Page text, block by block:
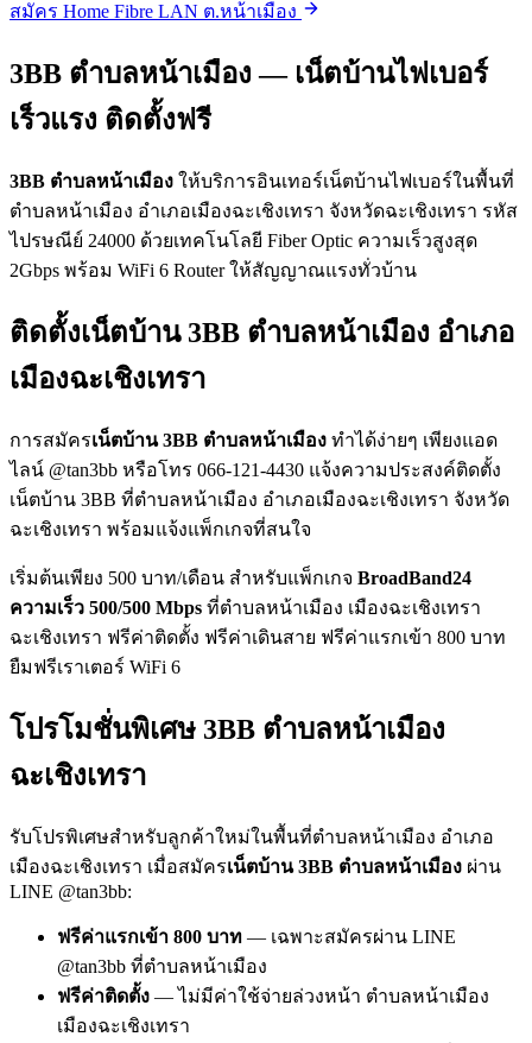
สมัคร Home Fibre LAN ต.หน้าเมือง
3BB ตำบลหน้าเมือง — เน็ตบ้านไฟเบอร์
เร็วแรง ติดตั้งฟรี
3BB ตำบลหน้าเมือง ให้บริการอินเทอร์เน็ตบ้านไฟเบอร์ในพื้นที่
ตำบลหน้าเมือง อำเภอเมืองฉะเชิงเทรา จังหวัดฉะเชิงเทรา รหัส
ไปรษณีย์ 24000 ด้วยเทคโนโลยี Fiber Optic ความเร็วสูงสุด
2Gbps พร้อม WiFi 6 Router ให้สัญญาณแรงทั่วบ้าน
ติดตั้งเน็ตบ้าน 3BB ตำบลหน้าเมือง อำเภอ
เมืองฉะเชิงเทรา
การสมัครเน็ตบ้าน 3BB ตำบลหน้าเมือง ทำได้ง่ายๆ เพียงแอด
ไลน์ @tan3bb หรือโทร 066-121-4430 แจ้งความประสงค์ติดตั้ง
เน็ตบ้าน 3BB ที่ตำบลหน้าเมือง อำเภอเมืองฉะเชิงเทรา จังหวัด
ฉะเชิงเทรา พร้อมแจ้งแพ็กเกจที่สนใจ
เริ่มต้นเพียง 500 บาท/เดือน สำหรับแพ็กเกจ BroadBand24
ความเร็ว 500/500 Mbps ที่ตำบลหน้าเมือง เมืองฉะเชิงเทรา
ฉะเชิงเทรา ฟรีค่าติดตั้ง ฟรีค่าเดินสาย ฟรีค่าแรกเข้า 800 บาท
ยืมฟรีเราเตอร์ WiFi 6
โปรโมชั่นพิเศษ 3BB ตำบลหน้าเมือง
ฉะเชิงเทรา
รับโปรพิเศษสำหรับลูกค้าใหม่ในพื้นที่ตำบลหน้าเมือง อำเภอ
เมืองฉะเชิงเทรา เมื่อสมัครเน็ตบ้าน 3BB ตำบลหน้าเมือง ผ่าน
LINE @tan3bb:
ฟรีค่าแรกเข้า 800 บาท — เฉพาะสมัครผ่าน LINE
@tan3bb ที่ตำบลหน้าเมือง
ฟรีค่าติดตั้ง — ไม่มีค่าใช้จ่ายล่วงหน้า ตำบลหน้าเมือง
เมืองฉะเชิงเทรา